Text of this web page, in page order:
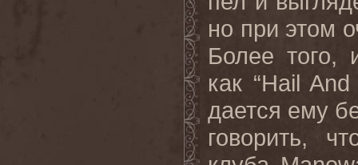
но при этом
Более того,
как “Hail
дается ему
говорить,